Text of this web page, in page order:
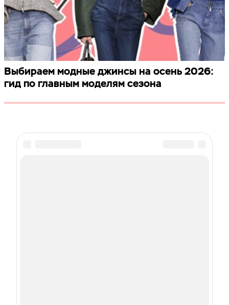
Выбираем модные джинсы на осень 2026:
гид по главным моделям сезона